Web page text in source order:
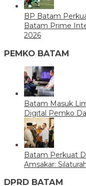
BP Batam
Batam Prime
2026
PEMKO BATAM
Batam Masuk
Digital Pemko
Batam Perkuat
Amsakar:
DPRD BATAM